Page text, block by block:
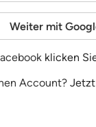
Weiter mit
klicken
Account?